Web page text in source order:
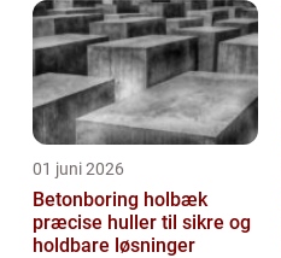
01 juni 2026
Betonboring holbæk
præcise huller til sikre og
holdbare løsninger